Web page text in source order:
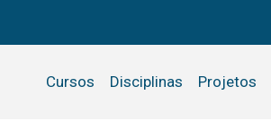
Cursos Disciplinas Projetos